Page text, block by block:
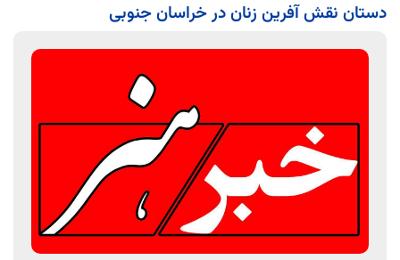
دستان نقش آفرین زنان در خراسان جنوبی